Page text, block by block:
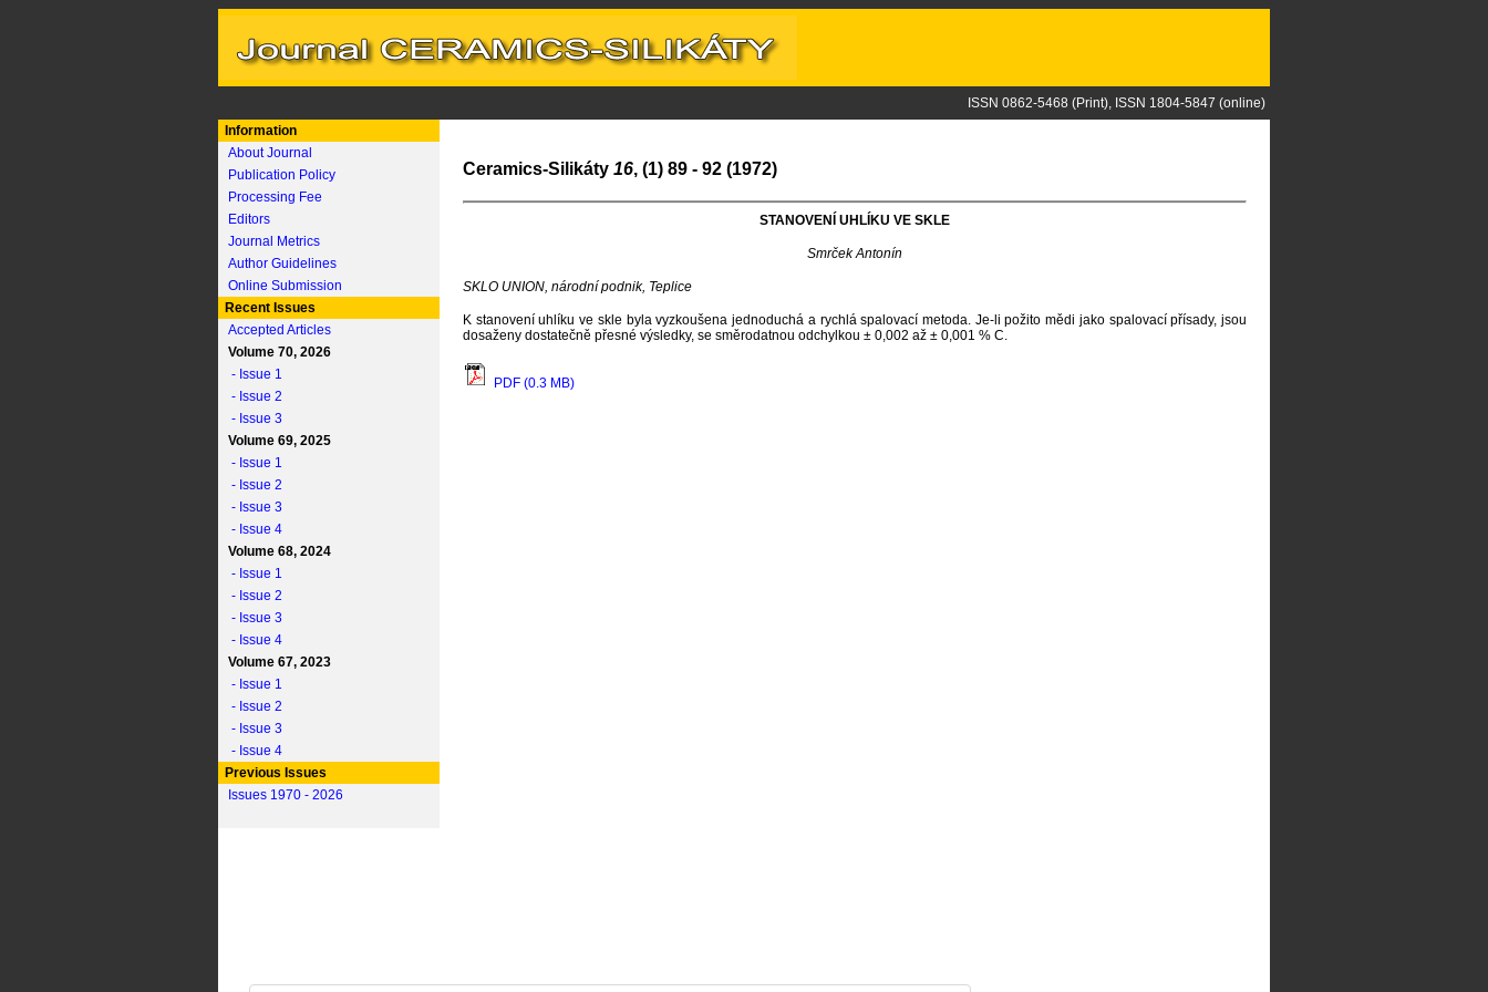
ISSN 0862-5468 (Print), ISSN 1804-5847 (online)
Information
About Journal
Publication Policy
Processing Fee
Editors
Journal Metrics
Author Guidelines
Online Submission
Recent Issues
Accepted Articles
Volume 70, 2026
- Issue 1
- Issue 2
- Issue 3
Volume 69, 2025
- Issue 1
- Issue 2
- Issue 3
- Issue 4
Volume 68, 2024
- Issue 1
- Issue 2
- Issue 3
- Issue 4
Volume 67, 2023
- Issue 1
- Issue 2
- Issue 3
- Issue 4
Previous Issues
Issues 1970 - 2026
Ceramics-Silikáty 16, (1) 89 - 92 (1972)
STANOVENÍ UHLÍKU VE SKLE
Smrček Antonín
SKLO UNION, národní podnik, Teplice
K stanovení uhlíku ve skle byla vyzkoušena jednoduchá a rychlá spalovací metoda. Je-li požito mědi jako spalovací přísady, jsou
dosaženy dostatečně přesné výsledky, se směrodatnou odchylkou ± 0,002 až ± 0,001 % C.
PDF (0.3 MB)